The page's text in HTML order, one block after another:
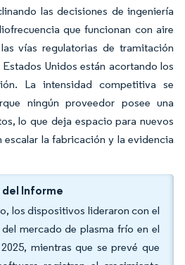
las decisiones de ingeniería
que funcionan con aire
vías regulatorias de tramitación
Unidos están acortando los
La intensidad competitiva se
ningún proveedor posee una
lo que deja espacio para nuevos
la fabricación y la evidencia
Informe
los dispositivos lideraron con el
mercado de plasma frío en el
mientras que se prevé que